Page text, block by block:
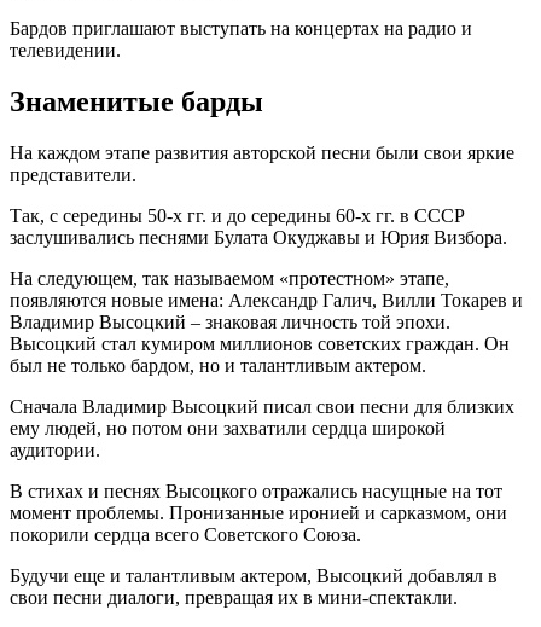
Бардов приглашают выступать на концертах на радио и
телевидении.
Знаменитые барды
На каждом этапе развития авторской песни были свои яркие
представители.
Так, с середины 50-х гг. и до середины 60-х гг. в СССР
заслушивались песнями Булата Окуджавы и Юрия Визбора.
На следующем, так называемом «протестном» этапе,
появляются новые имена: Александр Галич, Вилли Токарев и
Владимир Высоцкий – знаковая личность той эпохи.
Высоцкий стал кумиром миллионов советских граждан. Он
был не только бардом, но и талантливым актером.
Сначала Владимир Высоцкий писал свои песни для близких
ему людей, но потом они захватили сердца широкой
аудитории.
В стихах и песнях Высоцкого отражались насущные на тот
момент проблемы. Пронизанные иронией и сарказмом, они
покорили сердца всего Советского Союза.
Будучи еще и талантливым актером, Высоцкий добавлял в
свои песни диалоги, превращая их в мини-спектакли.